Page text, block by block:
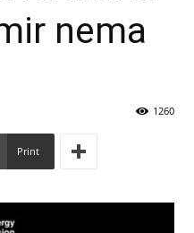
nema
1260
Print